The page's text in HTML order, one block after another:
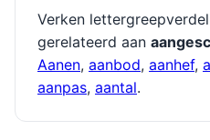
Verken
gerelateerd aan
Aanen, aanbod, aanhef,
aanpas, aantal.